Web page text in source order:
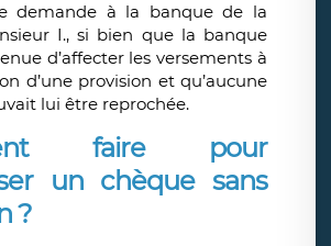
demande à la banque de la
I., si bien que la banque
d’affecter les versements à
d’une provision et qu’aucune
lui être reprochée.
faire pour
un chèque sans
?